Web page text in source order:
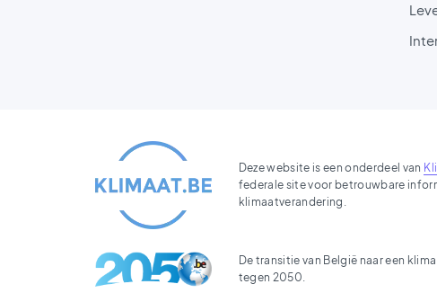
Deze website is een onderdeel van
federale site voor betrouwbare
klimaatverandering.
De transitie van België naar een
tegen 2050.